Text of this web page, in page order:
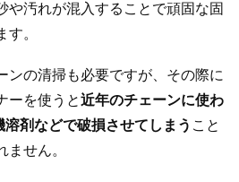
や汚れが混入することで頑固な固
。
ンの清掃も必要ですが、その際に
ーを使うと近年のチェーンに使わ
剤などで破損させてしまう こと
ません。